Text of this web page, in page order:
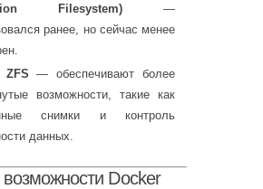
Filesystem) —
ранее, но сейчас менее
— обеспечивают более
возможности, такие как
снимки и контроль
данных.
Docker